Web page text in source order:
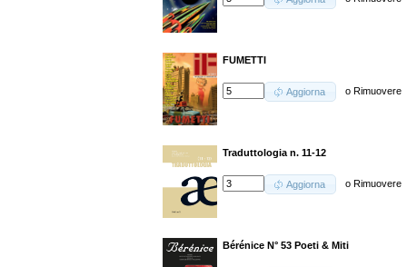
FUMETTI
Aggiorna oRimuovere
Traduttologia n. 11-12
Aggiorna oRimuovere
Bérénice N° 53 Poeti & Miti